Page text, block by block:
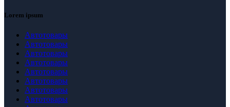
Lorem ipsum
Автотовары
Автотовары
Автотовары
Автотовары
Автотовары
Автотовары
Автотовары
Автотовары